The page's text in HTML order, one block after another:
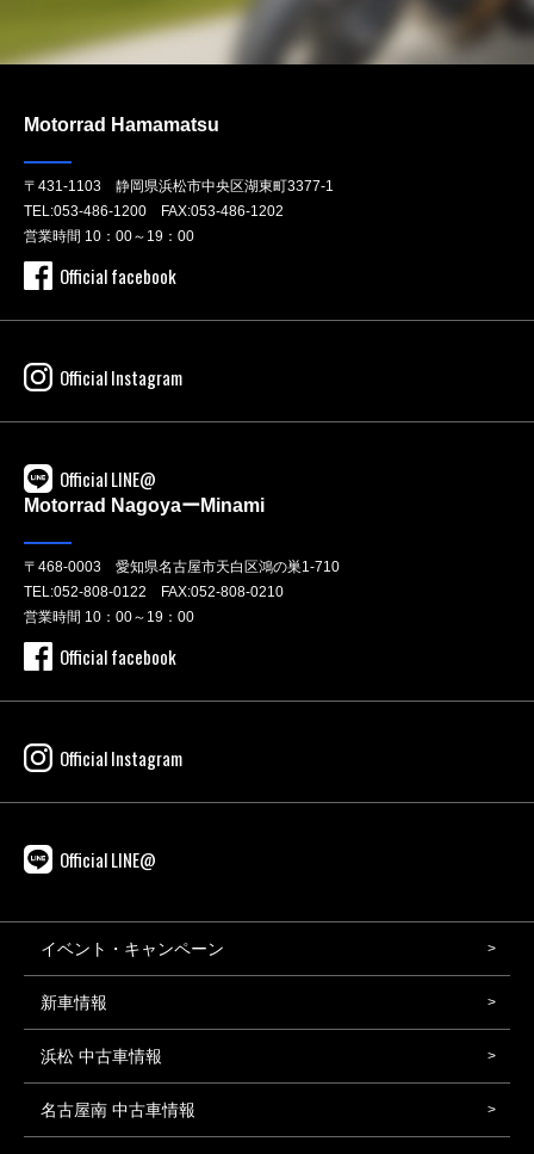
Motorrad Hamamatsu
〒431-1103 静岡県浜松市中央区湖東町3377-1
TEL:053-486-1200 FAX:053-486-1202
営業時間 10：00～19：00
Official facebook
Official Instagram
Official LINE@
Motorrad NagoyaーMinami
〒468-0003 愛知県名古屋市天白区鴻の巣1-710
TEL:052-808-0122 FAX:052-808-0210
営業時間 10：00～19：00
Official facebook
Official Instagram
Official LINE@
イベント・キャンペーン
新車情報
浜松 中古車情報
名古屋南 中古車情報